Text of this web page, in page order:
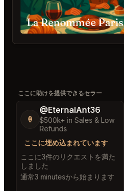
La Renommée Paris
ここに助けを提供できるセラー
🍦
@EternalAnt36
$500k+ in Sales & Low
Refunds
ここに埋め込まれています
ここに3件のリクエストを満た
しました
通常3 minutesから始まります